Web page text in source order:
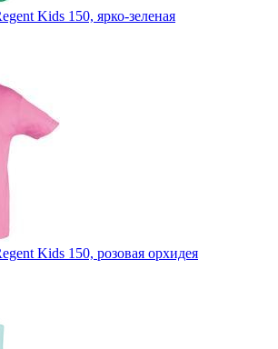
Kids 150, ярко-зеленая
Kids 150, розовая орхидея